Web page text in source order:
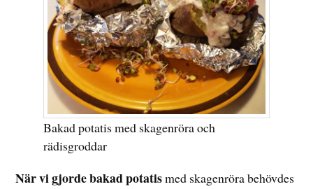
Bakad potatis med skagenröra och
rädisgroddar
När vi gjorde bakad potatismed skagenröra behövdes